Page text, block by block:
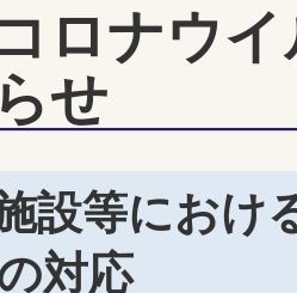
ロナウ
せ
設等におけ
対応